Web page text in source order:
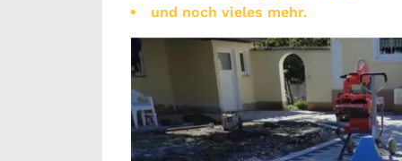
und noch vieles mehr.